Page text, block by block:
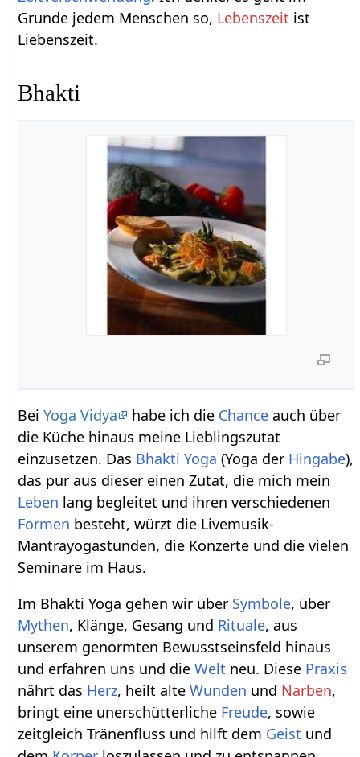
Grunde jedem Menschen so, Lebenszeit ist
Liebenszeit.
Bhakti
BeiYoga Vidya habe ich die Chance auch über
die Küche hinaus meine Lieblingszutat
einzusetzen. Das Bhakti Yoga (Yoga der Hingabe),
das pur aus dieser einen Zutat, die mich mein
Leben lang begleitet und ihren verschiedenen
Formen besteht, würzt die Livemusik-
Mantrayogastunden, die Konzerte und die vielen
Seminare im Haus.
Im Bhakti Yoga gehen wir über Symbole, über
Mythen, Klänge, Gesang und Rituale, aus
unserem genormten Bewusstseinsfeld hinaus
und erfahren uns und dieWelt neu. Diese Praxis
nährt das Herz, heilt alteWunden und Narben,
bringt eine unerschütterliche Freude, sowie
zeitgleich Tränenfluss und hilft dem Geist und